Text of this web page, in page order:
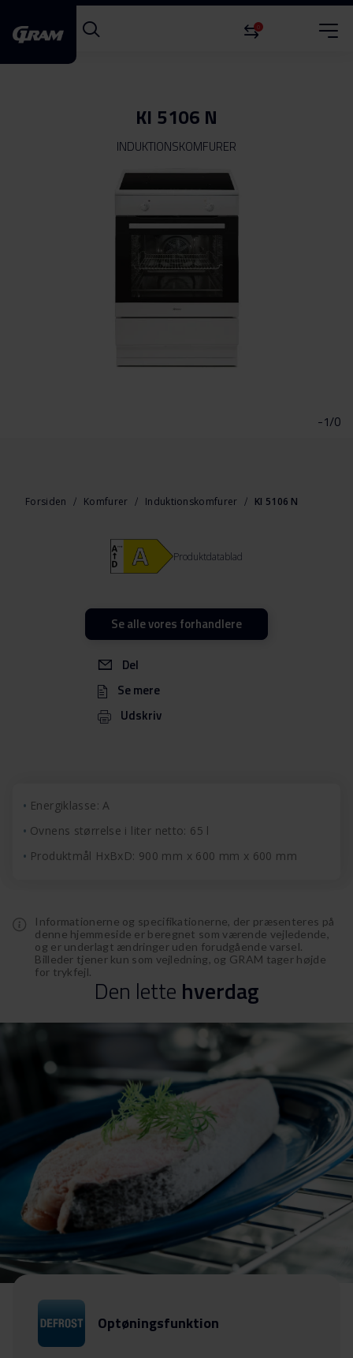
0
KI 5106 N
INDUKTIONSKOMFURER
-1/0
Forsiden Komfurer Induktionskomfurer KI 5106 N
Del
Se mere
Udskriv
Produktdatablad
Se alle vores forhandlere
Energiklasse: A
Ovnens størrelse i liter netto: 65 l
Produktmål HxBxD: 900 mm x 600 mm x 600 mm
Informationerne og specifikationerne, der præsenteres på
denne hjemmeside er beregnet som værende vejledende,
og er underlagt ændringer uden forudgående varsel.
Billeder tjener kun som vejledning, og GRAM tager højde
for trykfejl.
Den lette hverdag
Optøningsfunktion